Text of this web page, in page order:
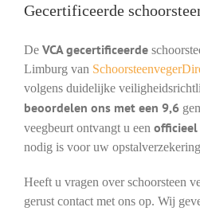
Gecertificeerde
De VCA gecertificeerde
Limburg van
volgens duidelijke
beoordelen ons met een 9,6
veegbeurt ontvangt u een officieel
nodig is voor uw
Heeft u vragen over schoorsteen
gerust contact met ons op. Wij